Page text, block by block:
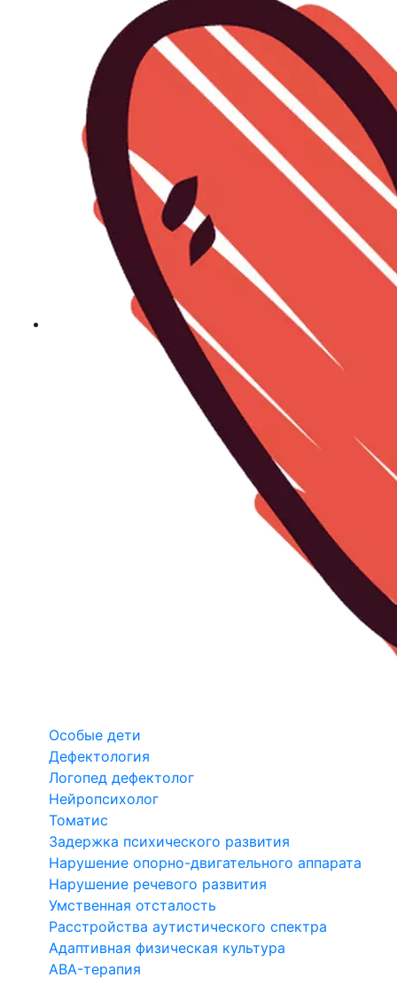
Особые дети
Дефектология
Логопед дефектолог
Нейропсихолог
Томатис
Задержка психического развития
Нарушение опорно-двигательного аппарата
Нарушение речевого развития
Умственная отсталость
Расстройства аутистического спектра
Адаптивная физическая культура
ABA-терапия